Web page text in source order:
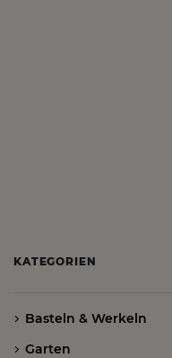
KATEGORIEN
Basteln & Werkeln
Garten